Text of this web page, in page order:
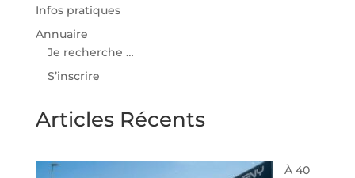
Infos pratiques
Annuaire
Je recherche …
S’inscrire
Articles Récents
À 40